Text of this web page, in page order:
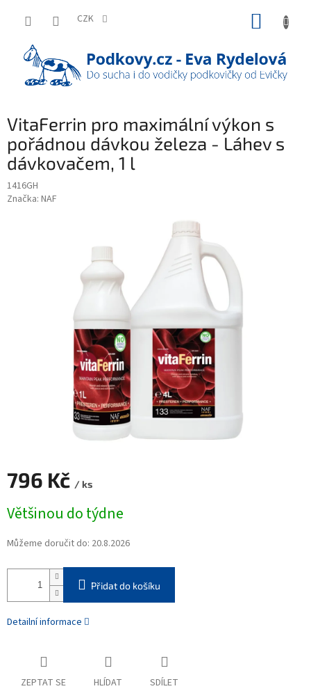
CZK
VitaFerrin pro maximální výkon s
pořádnou dávkou železa - Láhev s
dávkovačem, 1 l
1416GH
Značka: NAF
796 Kč / ks
cena:
Většinou do týdne
Můžeme doručit do: 20.8.2026
Přidat do košíku
Detailní informace
ZEPTAT SE HLÍDAT SDÍLET